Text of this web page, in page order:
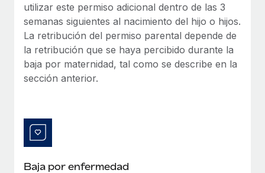
utilizar este permiso adicional dentro de las 3
semanas siguientes al nacimiento del hijo o hijos.
La retribución del permiso parental depende de
la retribución que se haya percibido durante la
baja por maternidad, tal como se describe en la
sección anterior.
Baja por enfermedad